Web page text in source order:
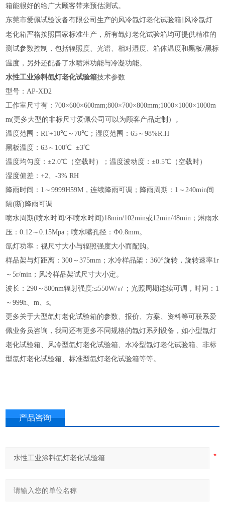
箱能很好的给广大顾客带来预估测试。
东莞市爱佩试验设备有限公司生产的风冷氙灯老化试验箱 风冷氙灯
老化箱严格按照国家标准生产，所有氙灯老化试验箱均可提供精准的
测试参数控制，包括辐照度、光谱、相对湿度、箱体温度和黑板/黑标
温度，另外还配备了水喷淋功能与冷凝功能。
水性工业涂料氙灯老化试验箱技术参数
型号：AP-XD2
工作室尺寸有：700×600×600mm;800×700×800mm;1000×1000×1000m
m(更多大型的非标尺寸爱佩公司可以为顾客产品定制）。
温度范围：RT+10℃～70℃；湿度范围：65～98%R.H
黑板温度：63～100℃ ±3℃
温度均匀度：±2.0℃（空载时）；温度波动度：±0.5℃（空载时）
湿度偏差：+2、-3% RH
降雨时间：1～9999H59M，连续降雨可调；降雨周期：1～240min间
隔(断)降雨可调
喷水周期(喷水时间/不喷水时间)18min/102min或12min/48min；淋雨水
压：0.12～0.15Mpa；喷水嘴孔径：Ф0.8mm。
氙灯功率：视尺寸大小与辐照强度大小而配购。
样品架与灯距离：300～375mm；水冷样品架：360°旋转，旋转速率1r
～5r/min；风冷样品架试尺寸大小定。
波长：290～800nm辐射强度:≤550W/㎡；光照周期连续可调，时间：1
～999h、m、s。
更多关于大型氙灯老化试验箱的参数、报价、方案、资料等可联系爱
佩业务员咨询，我司还有更多不同规格的氙灯系列设备，如小型氙灯
老化试验箱、风冷型氙灯老化试验箱、水冷型氙灯老化试验箱、非标
型氙灯老化试验箱、标准型氙灯老化试验箱等等。
产品咨询